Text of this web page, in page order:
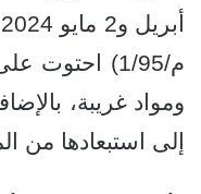
م/1/95) احتوت
ومواد غريبة،
إلى استبعادها من